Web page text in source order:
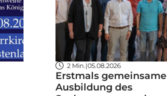
2 Min.|05.08.2026
Erstmals gemeinsame
Ausbildung des